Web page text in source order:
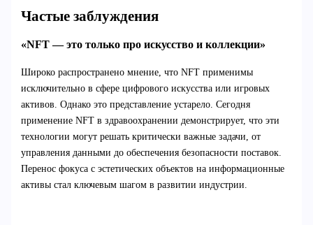
Частые заблуждения
«NFT — это только про искусство и коллекции»
Широко распространено мнение, что NFT применимы
исключительно в сфере цифрового искусства или игровых
активов. Однако это представление устарело. Сегодня
применение NFT в здравоохранении демонстрирует, что эти
технологии могут решать критически важные задачи, от
управления данными до обеспечения безопасности поставок.
Перенос фокуса с эстетических объектов на информационные
активы стал ключевым шагом в развитии индустрии.